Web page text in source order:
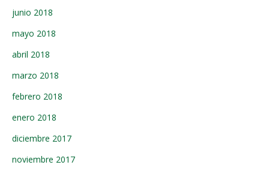
junio 2018
mayo 2018
abril 2018
marzo 2018
febrero 2018
enero 2018
diciembre 2017
noviembre 2017